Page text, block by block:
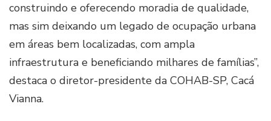
construindo e oferecendo moradia de qualidade,
mas sim deixando um legado de ocupação urbana
em áreas bem localizadas, com ampla
infraestrutura e beneficiando milhares de famílias”,
destaca o diretor-presidente da COHAB-SP, Cacá
Vianna.